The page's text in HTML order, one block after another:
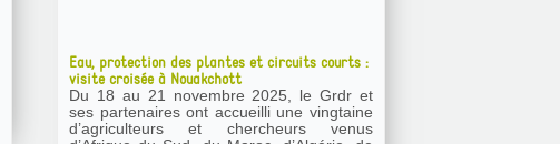
Eau, protection des plantes et circuits courts :
visite croisée à Nouakchott
Du 18 au 21 novembre 2025, le Grdr et
ses partenaires ont accueilli une vingtaine
d’agriculteurs et chercheurs venus